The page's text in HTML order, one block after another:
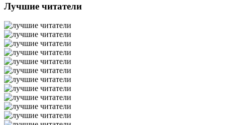
Лучшие читатели